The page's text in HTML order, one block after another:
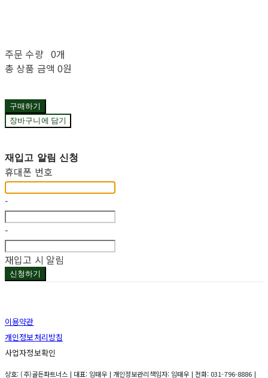
주문 수량 0개
총 상품 금액 0원
구매하기
장바구니에 담기
재입고 알림 신청
휴대폰 번호
-
-
재입고 시 알림
신청하기
이용약관
개인정보처리방침
사업자정보확인
상호: (주)골든파트너스 | 대표: 임태우 | 개인정보관리책임자: 임태우 | 전화: 031-796-8886 |